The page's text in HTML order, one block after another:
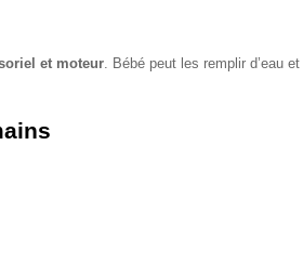
et moteur . Bébé peut les remplir d’eau